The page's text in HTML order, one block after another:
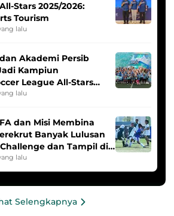
Stars 2025/2026:
Tourism
lalu
dan Akademi Persib
Kampiun
League All-Stars
lalu
dan Misi Membina
Banyak Lulusan
dan Tampil di
League
lalu
Selengkapnya